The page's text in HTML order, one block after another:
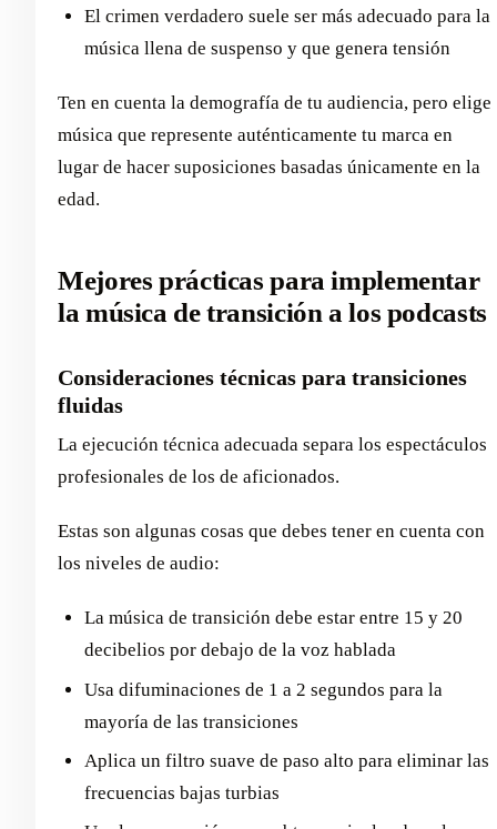
El crimen verdadero suele ser más adecuado para la
música llena de suspenso y que genera tensión
Ten en cuenta la demografía de tu audiencia, pero elige
música que represente auténticamente tu marca en
lugar de hacer suposiciones basadas únicamente en la
edad.
Mejores prácticas para implementar
la música de transición a los podcasts
Consideraciones técnicas para transiciones
fluidas
La ejecución técnica adecuada separa los espectáculos
profesionales de los de aficionados.
Estas son algunas cosas que debes tener en cuenta con
los niveles de audio:
La música de transición debe estar entre 15 y 20
decibelios por debajo de la voz hablada
Usa difuminaciones de 1 a 2 segundos para la
mayoría de las transiciones
Aplica un filtro suave de paso alto para eliminar las
frecuencias bajas turbias